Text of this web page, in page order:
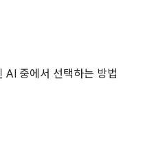
AI 중에서 선택하는 방법